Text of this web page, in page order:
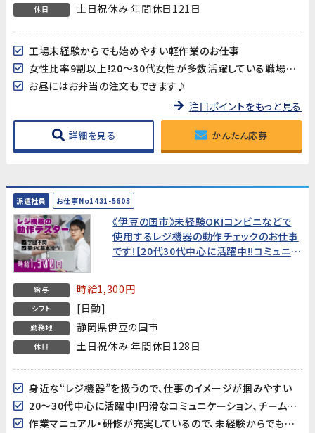
休日 土日祝休み 年間休日121日
工場未経験からでも始めやすい軽作業のお仕事
女性比率9割以上!20～30代女性が多数活躍している職場です♪
お昼にはお弁当の注文もできます♪
注目ポイントをもっと見る
詳細を見る かんたん応募
派遣社員 お仕事No1431-5603
《伊豆の国市》未経験OK!コンビニなどで
使用するレジ機器の動作チェックのお仕事
です!【20代30代中心に活躍中!!コミュニケ
給与 時給1,300円
シフト [日勤]
勤務地 静岡県伊豆の国市
休日 土日祝休み 年間休日128日
身近な“レジ機器”を扱うので、仕事のイメージが掴みやすい
20～30代中心に活躍中!円滑なコミュニケーション、チームワークが心地よく、働きやすい環境♪
作業マニュアル・研修が充実しているので、未経験からでも安心してスタートできます!